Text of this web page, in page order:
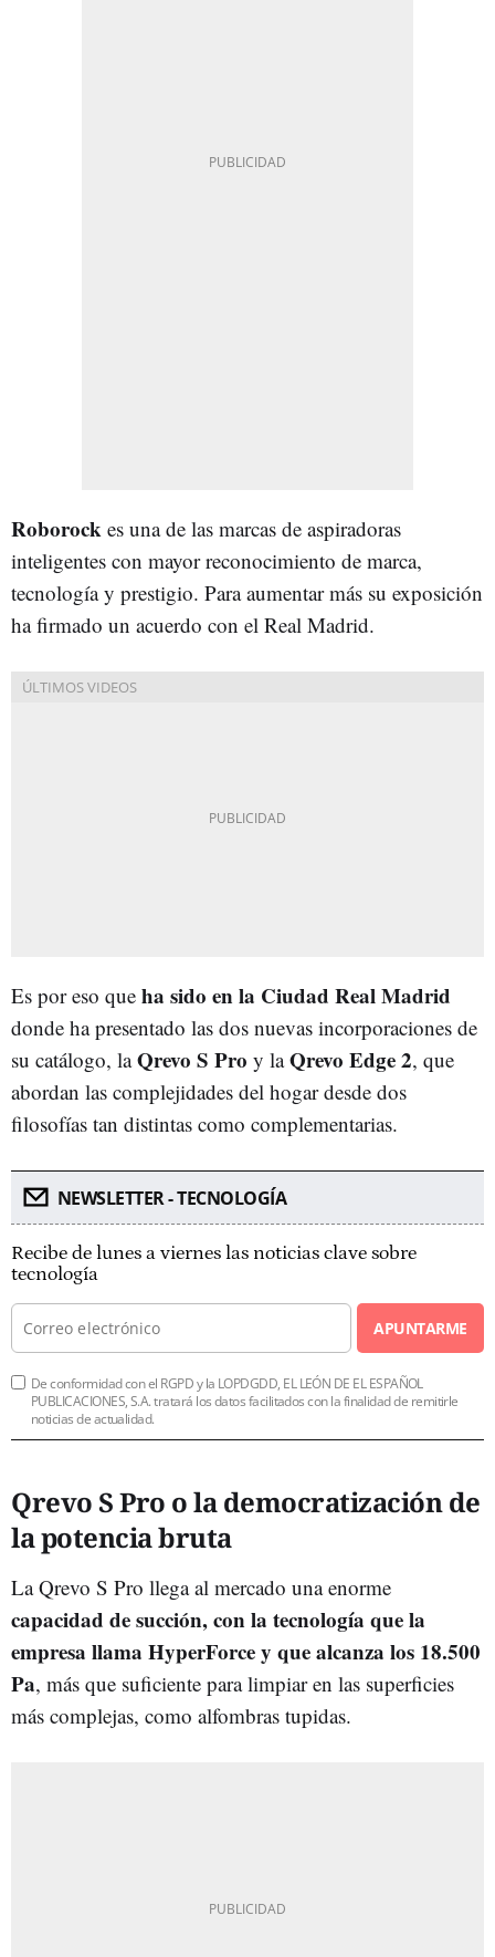
Roborock es una de las marcas de aspiradoras
inteligentes con mayor reconocimiento de marca,
tecnología y prestigio. Para aumentar más su exposición
ha firmado un acuerdo con el Real Madrid.
Es por eso que ha sido en la Ciudad Real Madrid
donde ha presentado las dos nuevas incorporaciones de
su catálogo, laQrevo S Pro y laQrevo Edge 2, que
abordan las complejidades del hogar desde dos
filosofías tan distintas como complementarias.
NEWSLETTER - TECNOLOGÍA
Recibe de lunes a viernes las noticias clave sobre
tecnología
APUNTARME
De conformidad con el RGPD y la LOPDGDD, EL LEÓN DE EL ESPAÑOL
PUBLICACIONES, S.A. tratará los datos facilitados con la finalidad de remitirle
noticias de actualidad.
Qrevo S Pro o la democratización de
la potencia bruta
La Qrevo S Pro llega al mercado una enorme
capacidad de succión, con la tecnología que la
empresa llama HyperForce y que alcanza los 18.500
Pa, más que suficiente para limpiar en las superficies
más complejas, como alfombras tupidas.